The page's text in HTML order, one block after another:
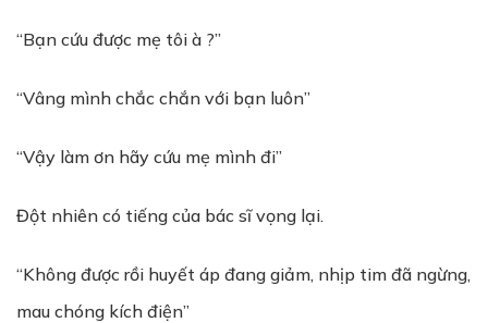
“Bạn cứu được mẹ tôi à ?”
“Vâng mình chắc chắn với bạn luôn”
“Vậy làm ơn hãy cứu mẹ mình đi”
Đột nhiên có tiếng của bác sĩ vọng lại.
“Không được rồi huyết áp đang giảm, nhịp tim đã ngừng,
mau chóng kích điện”